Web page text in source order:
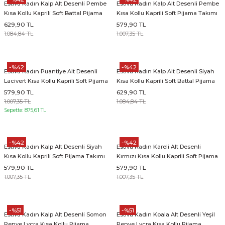
Estiva Kadın Kalp Alt Desenli Pembe
Kısa Kollu Kaprili Soft Battal Pijama
Takımı
629,90 TL
1.084,84 TL
Estiva Kadın Kalp Alt Desenli Pembe
Kısa Kollu Kaprili Soft Pijama Takımı
579,90 TL
1.007,35 TL
-%42
Estiva Kadın Puantiye Alt Desenli
Lacivert Kısa Kollu Kaprili Soft Pijama
Takımı
579,90 TL
1.007,35 TL
Sepette: 875,61 TL
-%42
Estiva Kadın Kalp Alt Desenli Siyah
Kısa Kollu Kaprili Soft Battal Pijama
Takımı
629,90 TL
1.084,84 TL
-%42
Estiva Kadın Kalp Alt Desenli Siyah
Kısa Kollu Kaprili Soft Pijama Takımı
579,90 TL
1.007,35 TL
-%42
Estiva Kadın Kareli Alt Desenli
Kırmızı Kısa Kollu Kaprili Soft Pijama
Takımı
579,90 TL
1.007,35 TL
-%51
Estiva Kadın Kalp Alt Desenli Somon
-%51
Estiva Kadın Koala Alt Desenli Yeşil